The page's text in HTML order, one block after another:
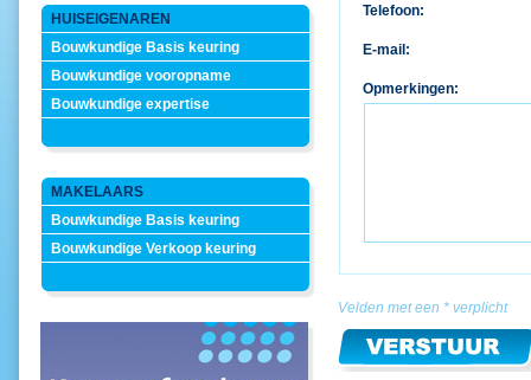
HUISEIGENAREN
Bouwkundige Basis keuring
Bouwkundige vooropname
Bouwkundige expertise
MAKELAARS
Bouwkundige Basis keuring
Bouwkundige Verkoop keuring
Telefoon:
E-mail:
Opmerkingen:
Velden met een * verplicht